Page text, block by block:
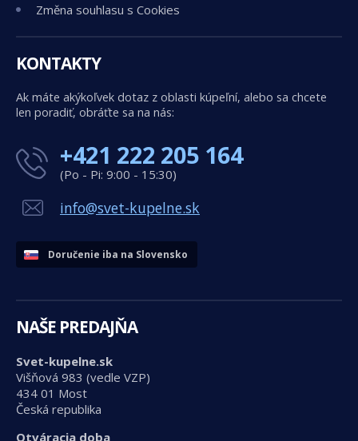
Změna souhlasu s Cookies
KONTAKTY
Ak máte akýkoľvek dotaz z oblasti kúpeľní, alebo sa chcete
len poradiť, obráťte sa na nás:
+421 222 205 164
(Po - Pi: 9:00 - 15:30)
info@svet-kupelne.sk
Doručenie iba na Slovensko
NAŠE PREDAJŇA
Svet-kupelne.sk
Višňová 983 (vedle VZP)
434 01 Most
Česká republika
Otváracia doba